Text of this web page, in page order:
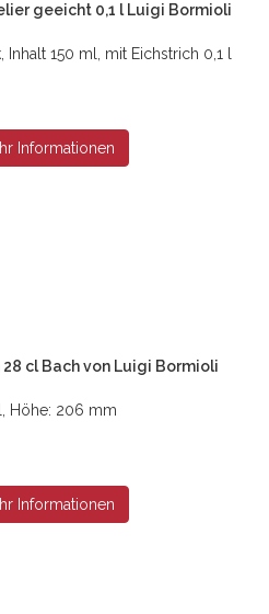
geeicht 0,1 l Luigi Bormioli
Inhalt 150 ml, mit Eichstrich 0,1 l
Informationen
cl Bach von Luigi Bormioli
Höhe: 206 mm
Informationen